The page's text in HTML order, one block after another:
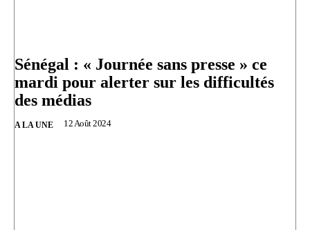
Sénégal : « Journée sans presse » ce
mardi pour alerter sur les difficultés
des médias
A LA UNE 12 Août 2024